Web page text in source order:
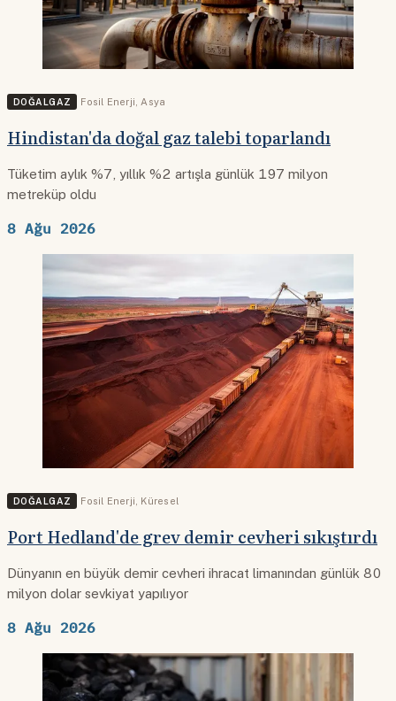
DOĞALGAZ Fosil Enerji Asya
Hindistan'da doğal gaz talebi toparlandı
Tüketim aylık %7, yıllık %2 artışla günlük 197 milyon
metreküp oldu
8 Ağu 2026
DOĞALGAZ Fosil Enerji Küresel
Port Hedland'de grev demir cevheri sıkıştırdı
Dünyanın en büyük demir cevheri ihracat limanından günlük 80
milyon dolar sevkiyat yapılıyor
8 Ağu 2026